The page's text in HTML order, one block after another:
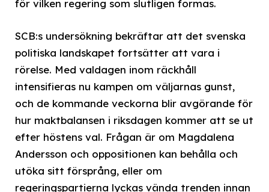
för vilken regering som slutligen formas.
SCB:s undersökning bekräftar att det svenska
politiska landskapet fortsätter att vara i
rörelse. Med valdagen inom räckhåll
intensifieras nu kampen om väljarnas gunst,
och de kommande veckorna blir avgörande för
hur maktbalansen i riksdagen kommer att se ut
efter höstens val. Frågan är om Magdalena
Andersson och oppositionen kan behålla och
utöka sitt försprång, eller om
regeringspartierna lyckas vända trenden innan